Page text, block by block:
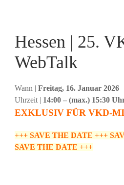
Hessen | 25.
WebTalk
Wann | Freitag, 16. Januar 2026
Uhrzeit | 14:00 – (max.) 15:30
EXKLUSIV FÜR VKD-
+++ SAVE THE DATE +++
SAVE THE DATE +++